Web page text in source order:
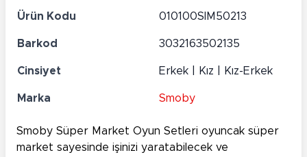
Ürün Kodu 010100SIM50213
Barkod 3032163502135
Cinsiyet Erkek | Kız | Kız-Erkek
Marka Smoby
Smoby Süper Market Oyun Setleri oyuncak süper
market sayesinde işinizi yaratabilecek ve